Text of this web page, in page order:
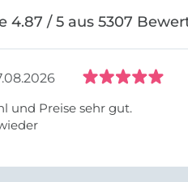
4.87 / 5 aus 5307
und Preise sehr gut.